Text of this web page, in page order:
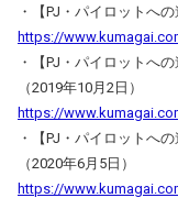
・【PJ・パイロットへ
https://
・【PJ・パイロットへ
（2019年10月2日）
https://
・【PJ・パイロットへ
（2020年6月5日）
https://